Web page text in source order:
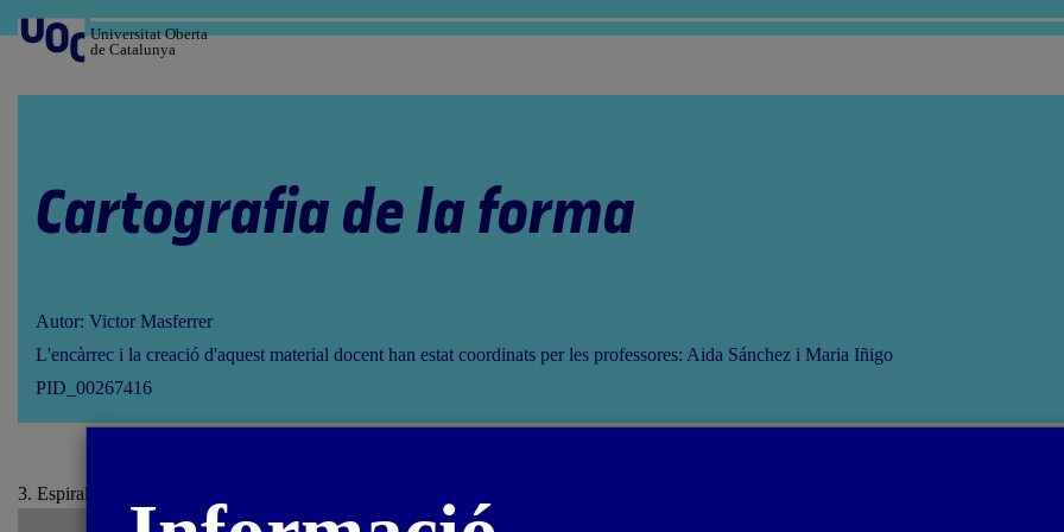
al
contingut
Universitat Oberta
de Catalunya
Cartografia de la forma
Autor: Victor Masferrer
L'encàrrec i la creació d'aquest material docent han estat coordinats per les professores: Aida Sánchez i Maria Iñigo
PID_00267416
3. Espirals i hèlix / Bibliografia